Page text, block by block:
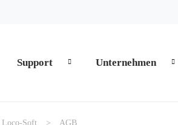
Support Unternehmen
zum Inhalt springen
Loco-Soft AGB